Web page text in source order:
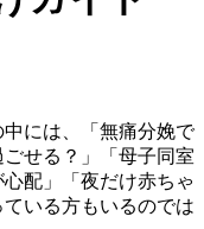
には、「無痛分娩で
せる？」「母子同室
配」「夜だけ赤ちゃ
いる方もいるのでは